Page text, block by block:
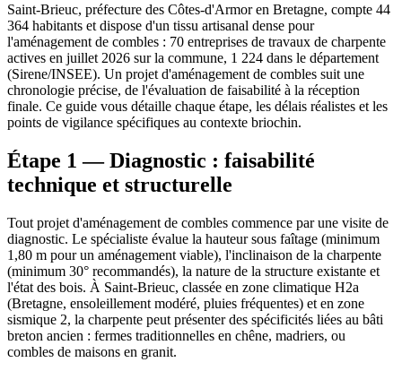
Saint-Brieuc, préfecture des Côtes-d'Armor en Bretagne, compte 44
364 habitants et dispose d'un tissu artisanal dense pour
l'aménagement de combles : 70 entreprises de travaux de charpente
actives en juillet 2026 sur la commune, 1 224 dans le département
(Sirene/INSEE). Un projet d'aménagement de combles suit une
chronologie précise, de l'évaluation de faisabilité à la réception
finale. Ce guide vous détaille chaque étape, les délais réalistes et les
points de vigilance spécifiques au contexte briochin.
Étape 1 — Diagnostic : faisabilité
technique et structurelle
Tout projet d'aménagement de combles commence par une visite de
diagnostic. Le spécialiste évalue la hauteur sous faîtage (minimum
1,80 m pour un aménagement viable), l'inclinaison de la charpente
(minimum 30° recommandés), la nature de la structure existante et
l'état des bois. À Saint-Brieuc, classée en zone climatique H2a
(Bretagne, ensoleillement modéré, pluies fréquentes) et en zone
sismique 2, la charpente peut présenter des spécificités liées au bâti
breton ancien : fermes traditionnelles en chêne, madriers, ou
combles de maisons en granit.